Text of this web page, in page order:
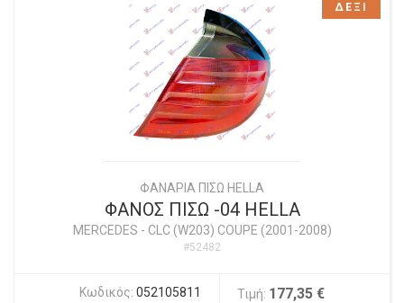
ΦΑΝΑΡΙΑ ΠΙΣΩ HELLA
ΦΑΝΟΣ ΠΙΣΩ -04 HELLA
MERCEDES - CLC (W203) COUPE (2001-2008)
#52482
Κωδικός: 052105811 Τιμή: 177,35 €
ΔΕΞΙ